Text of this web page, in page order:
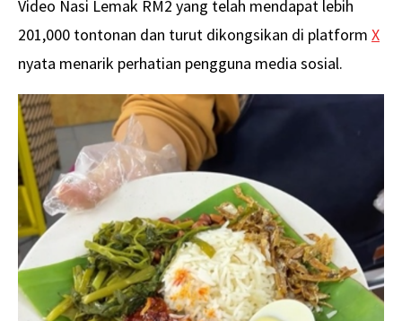
Video Nasi Lemak RM2 yang telah mendapat lebih
201,000 tontonan dan turut dikongsikan di platform X
nyata menarik perhatian pengguna media sosial.